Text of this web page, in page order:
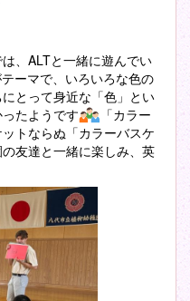
、ALTと一緒に遊んでい
ーマで、いろいろな色の
とって身近な「色」とい
たようです
「カラー
トならぬ「カラーバスケ
友達と一緒に楽しみ、英